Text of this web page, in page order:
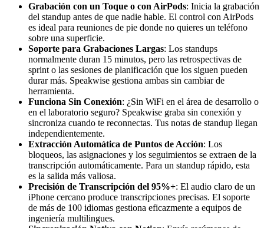
Grabación con un Toque o con AirPods: Inicia la grabación
del standup antes de que nadie hable. El control con AirPods
es ideal para reuniones de pie donde no quieres un teléfono
sobre una superficie.
Soporte para Grabaciones Largas: Los standups
normalmente duran 15 minutos, pero las retrospectivas de
sprint o las sesiones de planificación que los siguen pueden
durar más. Speakwise gestiona ambas sin cambiar de
herramienta.
Funciona Sin Conexión: ¿Sin WiFi en el área de desarrollo o
en el laboratorio seguro? Speakwise graba sin conexión y
sincroniza cuando te reconnectas. Tus notas de standup llegan
independientemente.
Extracción Automática de Puntos de Acción: Los
bloqueos, las asignaciones y los seguimientos se extraen de la
transcripción automáticamente. Para un standup rápido, esta
es la salida más valiosa.
Precisión de Transcripción del 95%+: El audio claro de un
iPhone cercano produce transcripciones precisas. El soporte
de más de 100 idiomas gestiona eficazmente a equipos de
ingeniería multilingues.